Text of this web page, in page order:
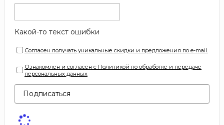
Какой-то текст ошибки
Согласен получать уникальные скидки и предложения по e-mail.
Ознакомлен и согласен с Политикой по обработке и передаче
персональных данных
Подписаться